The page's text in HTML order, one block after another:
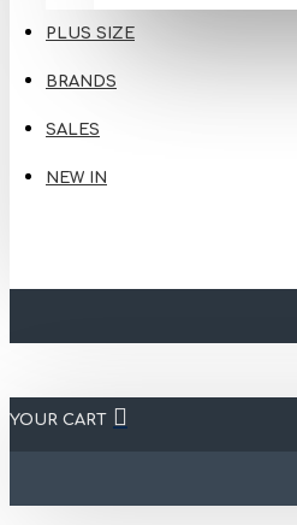
PLUS SIZE
BRANDS
SALES
NEW IN
YOUR CART